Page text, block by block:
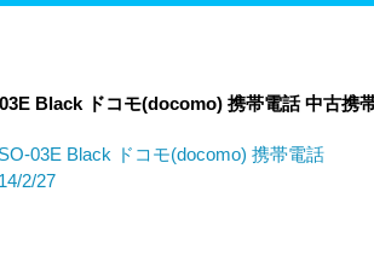
Black ドコモ(docomo) 携帯電話中古携